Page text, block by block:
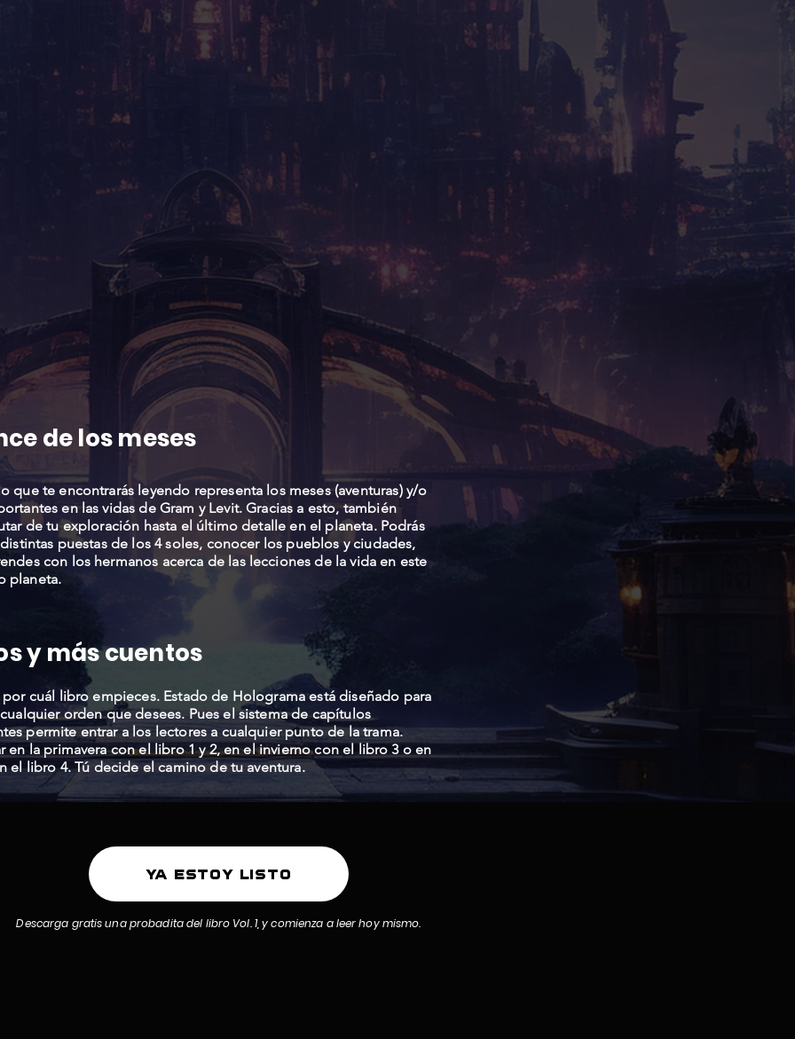
de los meses
que te encontrarás leyendo representa los meses (aventuras) y/o
en las vidas de Gram y Levit. Gracias a esto, también
de tu exploración hasta el último detalle en el planeta. Podrás
puestas de los 4 soles, conocer los pueblos y ciudades,
con los hermanos acerca de las lecciones de la vida en este
planeta.
y más cuentos
cuál libro empieces. Estado de Holograma está diseñado para
orden que desees. Pues el sistema de capítulos
permite entrar a los lectores a cualquier punto de la trama.
en la primavera con el libro 1 y 2, en el invierno con el libro 3 o en
el libro 4. Tú decide el camino de tu aventura.
YA ESTOY LISTO
Descarga gratis una probadita del libro Vol. 1, y comienza a leer hoy mismo.